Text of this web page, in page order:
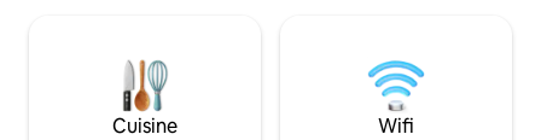
Cuisine Wifi